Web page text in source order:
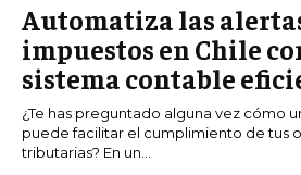
Automatiza las
impuestos en Chile
sistema contable
¿Te has preguntado alguna vez cómo
puede facilitar el cumplimiento de tus
tributarias? En un...